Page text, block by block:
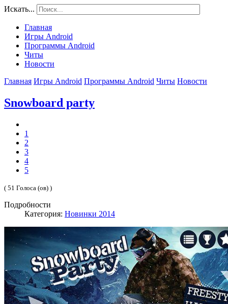
Искать...
Главная
Игры Android
Программы Android
Читы
Новости
Главная Игры Android Программы Android Читы Новости
Snowboard party
1
2
3
4
5
( 51 Голоса (ов) )
Подробности
Категория: Новинки 2014